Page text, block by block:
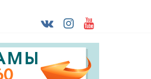
первого полугодия